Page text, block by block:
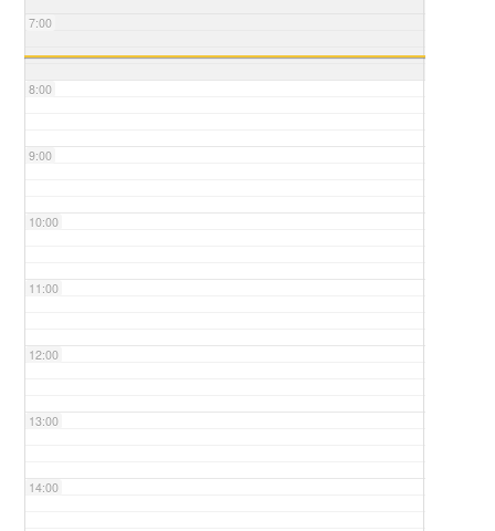
7:00
8:00
9:00
10:00
11:00
12:00
13:00
14:00